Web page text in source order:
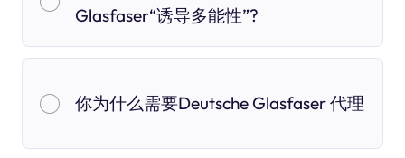
Glasfaser“诱导多能性”?
你为什么需要Deutsche Glasfaser 代理